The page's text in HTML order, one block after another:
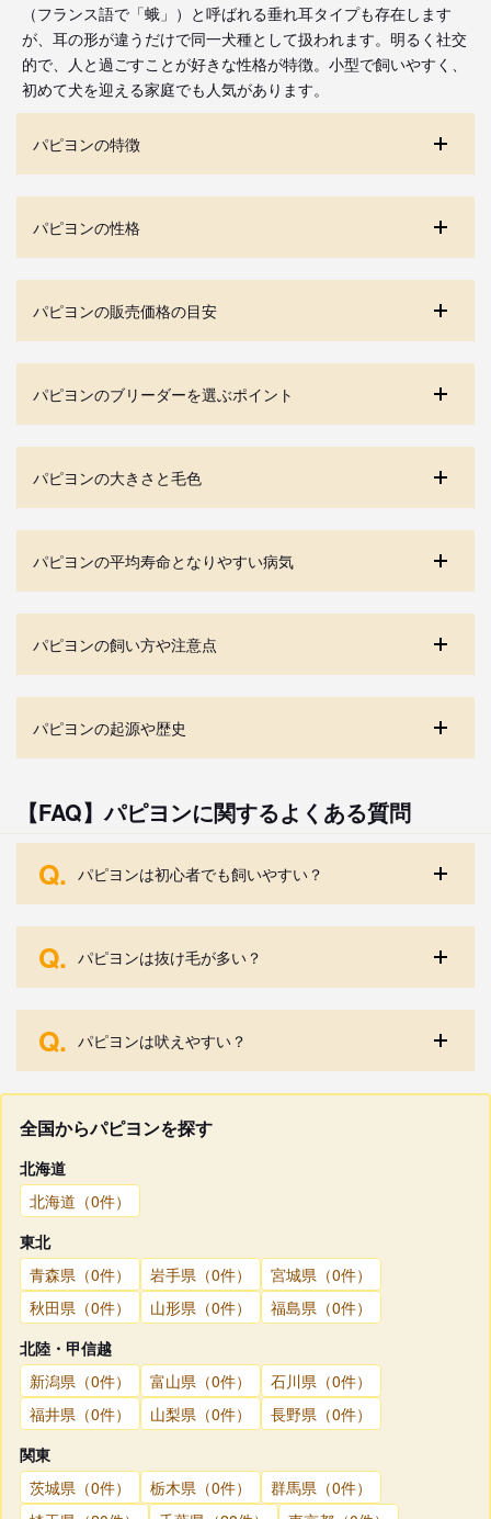
（フランス語で「蛾」）と呼ばれる垂れ耳タイプも存在します
が、耳の形が違うだけで同一犬種として扱われます。明るく社交
的で、人と過ごすことが好きな性格が特徴。小型で飼いやすく、
初めて犬を迎える家庭でも人気があります。
パピヨンの特徴
パピヨンの性格
パピヨンの販売価格の目安
パピヨンのブリーダーを選ぶポイント
パピヨンの大きさと毛色
パピヨンの平均寿命となりやすい病気
パピヨンの飼い方や注意点
パピヨンの起源や歴史
【FAQ】パピヨンに関するよくある質問
Q. パピヨンは初心者でも飼いやすい？
Q. パピヨンは抜け毛が多い？
Q. パピヨンは吠えやすい？
全国からパピヨンを探す
北海道
北海道（0件）
東北
青森県（0件）
岩手県（0件）
宮城県（0件）
秋田県（0件）
山形県（0件）
福島県（0件）
北陸・甲信越
新潟県（0件）
富山県（0件）
石川県（0件）
福井県（0件）
山梨県（0件）
長野県（0件）
関東
茨城県（0件）
栃木県（0件）
群馬県（0件）